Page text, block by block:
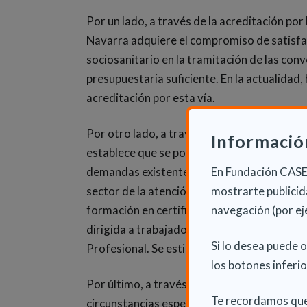
En Fundación
mostrarte
navegación (por
Si lo desea puede
los botones
Te recordamos
Por un lado, a través de la acreditación
Navarra adquiere el compromiso de
sociosanitario en la tramitación de las
presupuestaria suficiente. En la
acreditación por esta vía.
Por otro lado, a través de la acreditación
establece que se pondrán en marcha los
demandas existentes para completar la
sector de la atención a la dependencia
formación en certificados de
dirigida a trabajadores ocupados, y
Profesional. Se estima que por esta vía
Por último, a través de medidas
circunstancias específicas y de manera